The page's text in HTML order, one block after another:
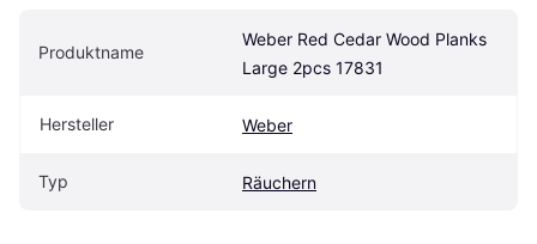
Produktname
Weber Red Cedar Wood Planks
Large 2pcs 17831
Hersteller Weber
Typ Räuchern